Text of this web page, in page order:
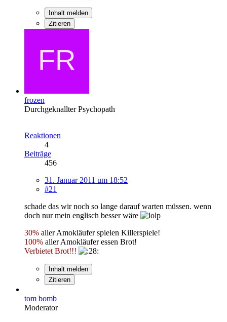
Inhalt melden
Zitieren
frozen
Durchgeknallter Psychopath
Reaktionen
4
Beiträge
456
31. Januar 2011 um 18:52
#21
schade das wir noch so lange darauf warten müssen. wenn
doch nur mein englisch besser wäre
30% aller Amokläufer spielen Killerspiele!
100% aller Amokläufer essen Brot!
Verbietet Brot!!!
Inhalt melden
Zitieren
tom bomb
Moderator